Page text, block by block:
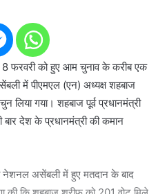
8 फरवरी को हुए आम चुनाव के करीब एक
में पीएमएल (एन) अध्यक्ष शहबाज
लिया गया। शहबाज पूर्व प्रधानमंत्री
देश के प्रधानमंत्री की कमान
नेशनल असेंबली में हुए मतदान के बाद